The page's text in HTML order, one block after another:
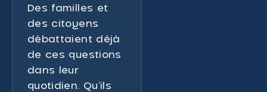
Des familles et
des citoyens
débattaient déjà
de ces questions
dans leur
quotidien. Qu’ils